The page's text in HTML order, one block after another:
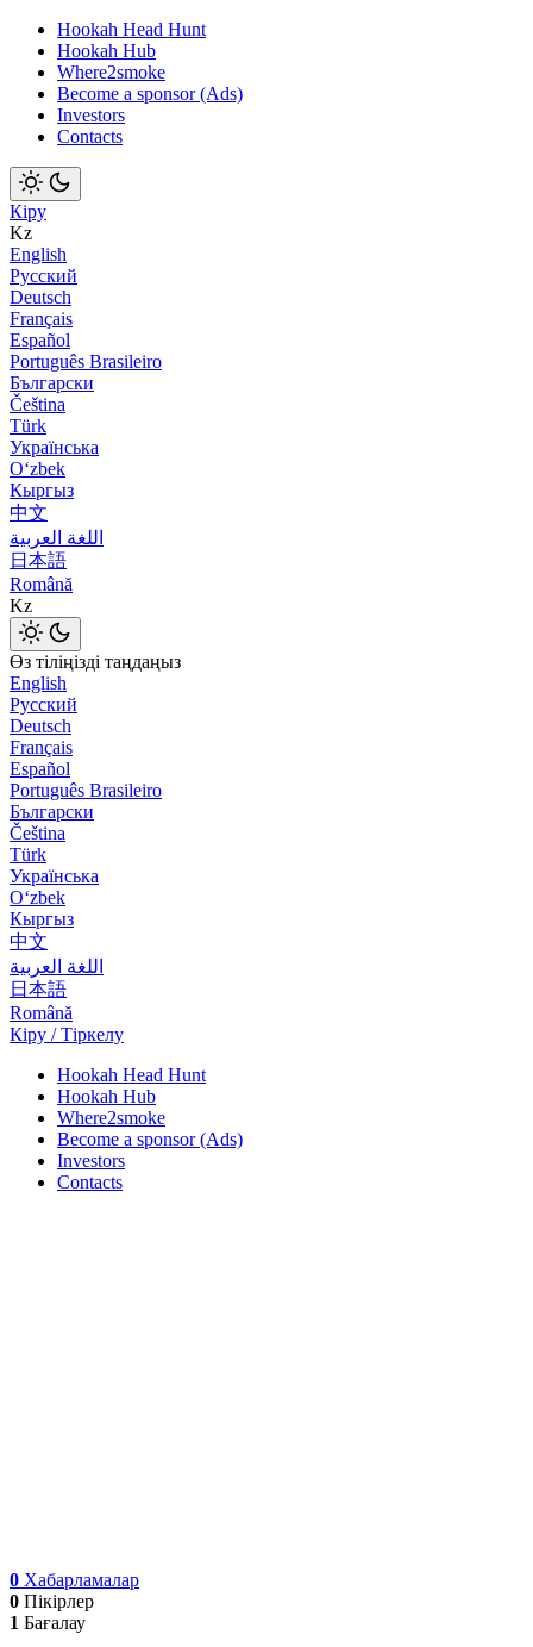
Hookah Head Hunt
Hookah Hub
Where2smoke
Become a sponsor (Ads)
Investors
Contacts
Кіру
Kz
English
Русский
Deutsch
Français
Español
Português Brasileiro
Български
Čeština
Türk
Українська
Оʻzbek
Кыргыз
中文
اللغة العربية
日本語
Română
Kz
Өз тіліңізді таңдаңыз
English
Русский
Deutsch
Français
Español
Português Brasileiro
Български
Čeština
Türk
Українська
Оʻzbek
Кыргыз
中文
اللغة العربية
日本語
Română
Кіру / Тіркелу
Hookah Head Hunt
Hookah Hub
Where2smoke
Become a sponsor (Ads)
Investors
Contacts
0 Хабарламалар
0 Пікірлер
1 Бағалау